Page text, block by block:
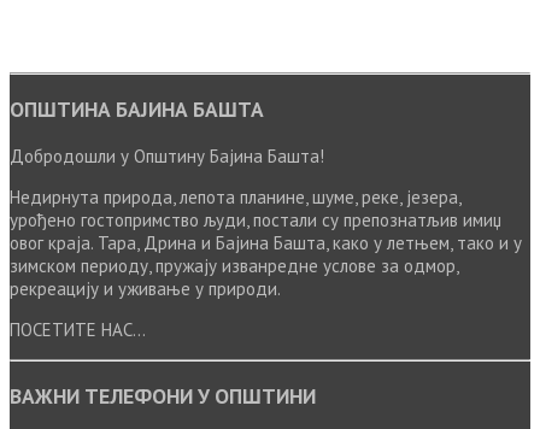
ОПШТИНА БАЈИНА БАШТА
Добродошли у Општину Бајина Башта!
Недирнута природа, лепота планине, шуме, реке, језера,
урођено гостопримство људи, постали су препознатљив имиџ
овог краја. Тара, Дрина и Бајина Башта, како у летњем, тако и у
зимском периоду, пружају изванредне услове за одмор,
рекреацију и уживање у природи.
ПОСЕТИТЕ НАС...
ВАЖНИ ТЕЛЕФОНИ У ОПШТИНИ